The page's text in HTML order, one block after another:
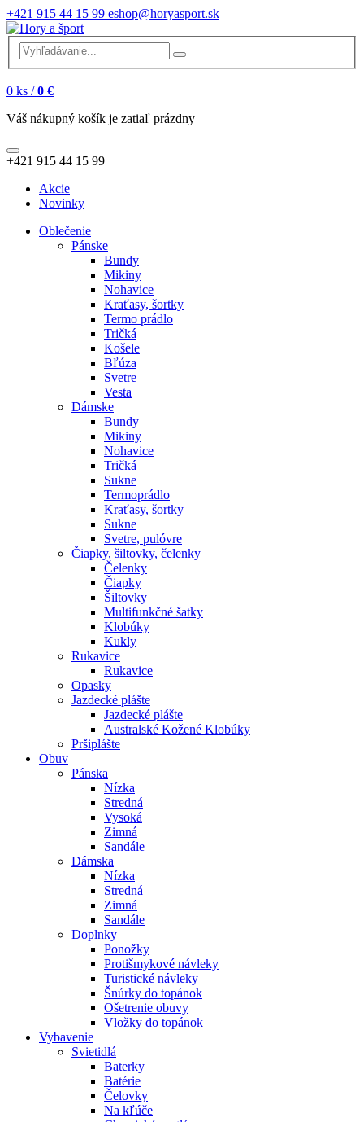
+421 915 44 15 99 eshop@horyasport.sk
0 ks / 0 €
Váš nákupný košík je zatiaľ prázdny
+421 915 44 15 99
Akcie
Novinky
Oblečenie
Pánske
Bundy
Mikiny
Nohavice
Kraťasy, šortky
Termo prádlo
Tričká
Košele
Bľúza
Svetre
Vesta
Dámske
Bundy
Mikiny
Nohavice
Tričká
Sukne
Termoprádlo
Kraťasy, šortky
Sukne
Svetre, pulóvre
Čiapky, šiltovky, čelenky
Čelenky
Čiapky
Šiltovky
Multifunkčné šatky
Klobúky
Kukly
Rukavice
Rukavice
Opasky
Jazdecké plášte
Jazdecké plášte
Australské Kožené Klobúky
Pršiplášte
Obuv
Pánska
Nízka
Stredná
Vysoká
Zimná
Sandále
Dámska
Nízka
Stredná
Zimná
Sandále
Doplnky
Ponožky
Protišmykové návleky
Turistické návleky
Šnúrky do topánok
Ošetrenie obuvy
Vložky do topánok
Vybavenie
Svietidlá
Baterky
Batérie
Čelovky
Na kľúče